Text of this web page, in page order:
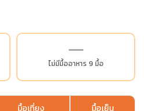
ไม่มีมื้ออาหาร 9 มื้อ
มื้อเที่ยง มื้อเย็น